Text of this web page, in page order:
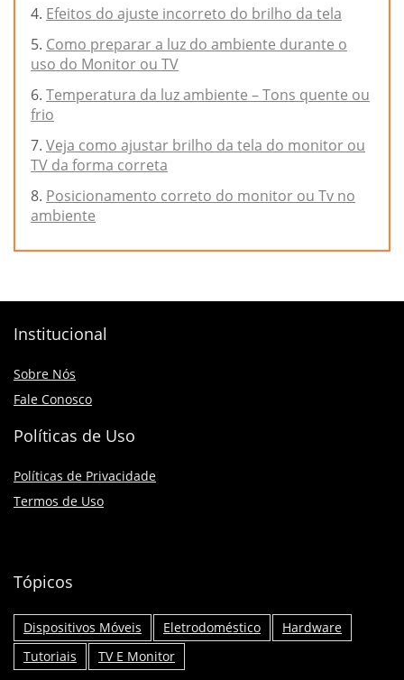
Efeitos do ajuste incorreto do brilho da tela
Como preparar a luz do ambiente durante o
uso do Monitor ou TV
Temperatura da luz ambiente – Tons quente ou
frio
Veja como ajustar brilho da tela do monitor ou
TV da forma correta
Posicionamento correto do monitor ou Tv no
ambiente
Institucional
Sobre Nós
Fale Conosco
Políticas de Uso
Políticas de Privacidade
Termos de Uso
Tópicos
Dispositivos Móveis Eletrodoméstico
Hardware
Tutoriais
TV E Monitor